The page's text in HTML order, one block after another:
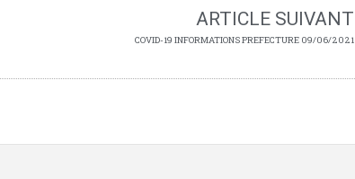
ARTICLE SUIVANT
COVID-19 INFORMATIONS PREFECTURE 09/06/2021